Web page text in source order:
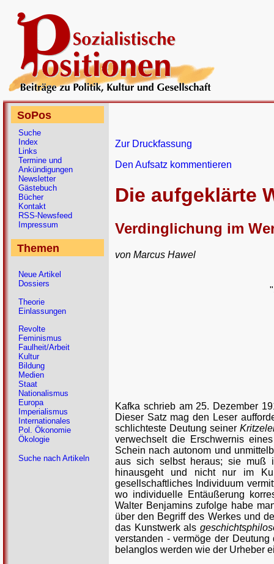
Zur Druckfassung
Den Aufsatz kommentieren
Die aufgeklärte
Verdinglichung im
von Marcus Hawel
Kafka schrieb am 25. Dezember
Dieser Satz mag den Leser
schlichteste Deutung seiner
verwechselt die Erschwernis
Schein nach autonom und
aus sich selbst heraus; sie muß
hinausgeht und nicht nur im
gesellschaftliches Individuum
wo individuelle Entäußerung
Walter Benjamins zufolge habe
über den Begriff des Werkes und
das Kunstwerk als
verstanden - vermöge der
belanglos werden wie der Urheber
SoPos
Suche
Index
Links
Termine und
Ankündigungen
Newsletter
Gästebuch
Bücher
Kontakt
RSS-Newsfeed
Impressum
Themen
Neue Artikel
Dossiers
Theorie
Einlassungen
Revolte
Feminismus
Faulheit/Arbeit
Kultur
Bildung
Medien
Staat
Nationalismus
Europa
Imperialismus
Internationales
Pol. Ökonomie
Ökologie
Suche nach Artikeln